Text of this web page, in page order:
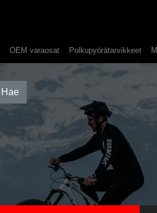
OEM varaosat Polkupyörätarvikkeet